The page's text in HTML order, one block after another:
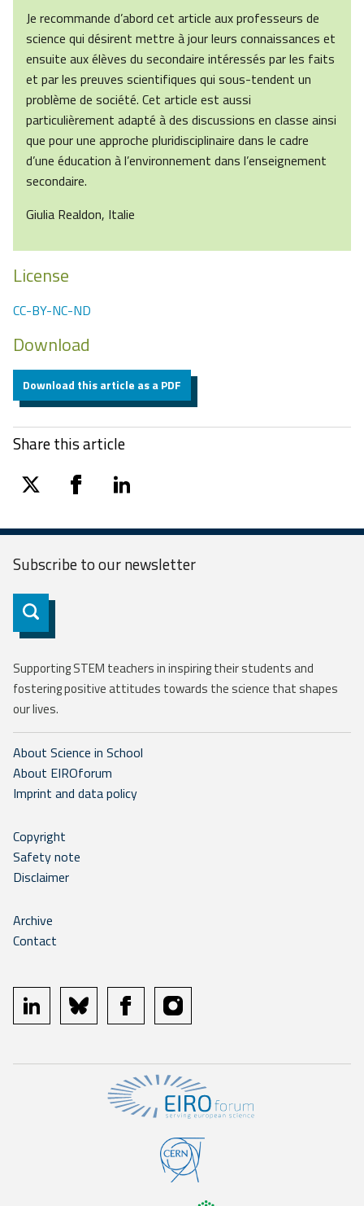
Je recommande d’abord cet article aux professeurs de
science qui désirent mettre à jour leurs connaissances et
ensuite aux élèves du secondaire intéressés par les faits
et par les preuves scientifiques qui sous-tendent un
problème de société. Cet article est aussi
particulièrement adapté à des discussions en classe ainsi
que pour une approche pluridisciplinaire dans le cadre
d’une éducation à l’environnement dans l’enseignement
secondaire.
Giulia Realdon, Italie
License
CC-BY-NC-ND
Download
Download this article as a PDF
Share this article
twitter facebooklinkedin
Subscribe to ournewsletter
Subscribe
Supporting STEM teachers in inspiring their students and
fostering positive attitudes towards the science that shapes
our lives.
About Science in School
About EIROforum
Imprint and data policy
Copyright
Safety note
Disclaimer
Archive
Contact
linkedin bluesky facebookinstagram